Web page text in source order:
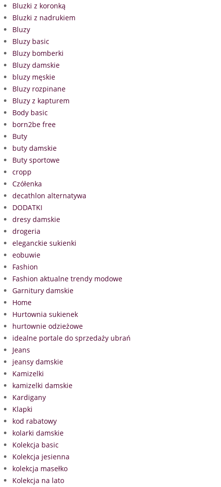
Bluzki z koronką
Bluzki z nadrukiem
Bluzy
Bluzy basic
Bluzy bomberki
Bluzy damskie
bluzy męskie
Bluzy rozpinane
Bluzy z kapturem
Body basic
born2be free
Buty
buty damskie
Buty sportowe
cropp
Czółenka
decathlon alternatywa
DODATKI
dresy damskie
drogeria
eleganckie sukienki
eobuwie
Fashion
Fashion aktualne trendy modowe
Garnitury damskie
Home
Hurtownia sukienek
hurtownie odzieżowe
idealne portale do sprzedaży ubrań
Jeans
jeansy damskie
Kamizelki
kamizelki damskie
Kardigany
Klapki
kod rabatowy
kolarki damskie
Kolekcja basic
Kolekcja jesienna
kolekcja masełko
Kolekcja na lato